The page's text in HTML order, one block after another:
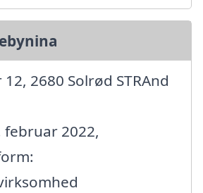
2680 Solrød STRAnd
2022,